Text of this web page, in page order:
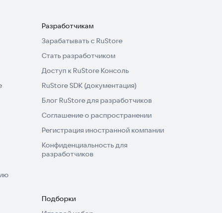
Разработчикам
Зарабатывать с RuStore
Стать разработчиком
Доступ к RuStore Консоль
RuStore SDK (документация)
Блог RuStore для разработчиков
Соглашение о распространении
Регистрация иностранной компании
Конфиденциальность для
разработчиков
Подборки